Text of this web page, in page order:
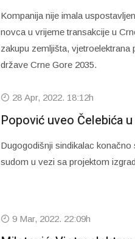
Kompanija nije imala
novca u vrijeme transakcije u
zakupu zemljišta, vjetroelektrana
države Crne Gore 2035.
28 Apr, 2022. 18:12h
Popović uveo Čelebića
Dugogodišnji sindikalac
sudom u vezi sa projektom
9 Mar, 2022. 22:09h